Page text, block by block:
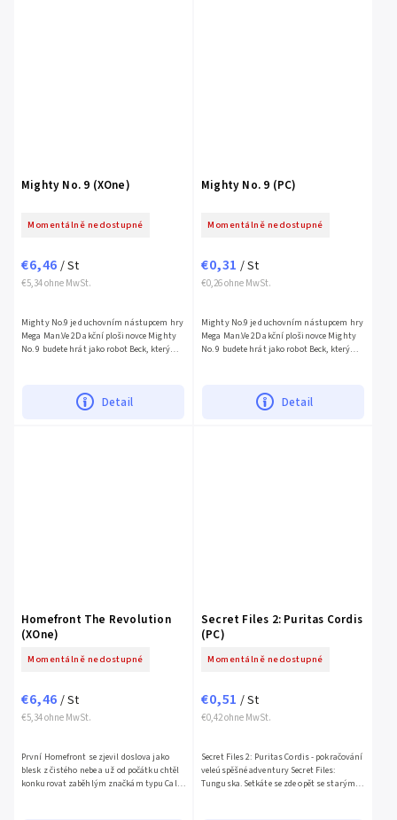
Mighty No. 9 (XOne)
Momentálně nedostupné
€5,34 ohne MwSt.
€6,46 / St
Detail
Mighty No.9 je duchovním nástupcem hry
Mega Man.Ve 2D akční plošinovce Mighty
No. 9 budete hrát jako robot Beck, který
Mighty No. 9 (PC)
Momentálně nedostupné
€0,26 ohne MwSt.
€0,31 / St
Detail
Mighty No.9 je duchovním nástupcem hry
Mega Man.Ve 2D akční plošinovce Mighty
No. 9 budete hrát jako robot Beck, který
Homefront The Revolution
(XOne)
Momentálně nedostupné
€5,34 ohne MwSt.
€6,46 / St
První Homefront se zjevil doslova jako
blesk z čistého nebe a už od počátku chtěl
konkurovat zaběhlým značkám typu Call
Secret Files 2: Puritas Cordis
(PC)
Momentálně nedostupné
€0,42 ohne MwSt.
€0,51 / St
Secret Files 2: Puritas Cordis - pokračování
veleúspěšné adventury Secret Files:
Tunguska. Setkáte se zde opět se starými